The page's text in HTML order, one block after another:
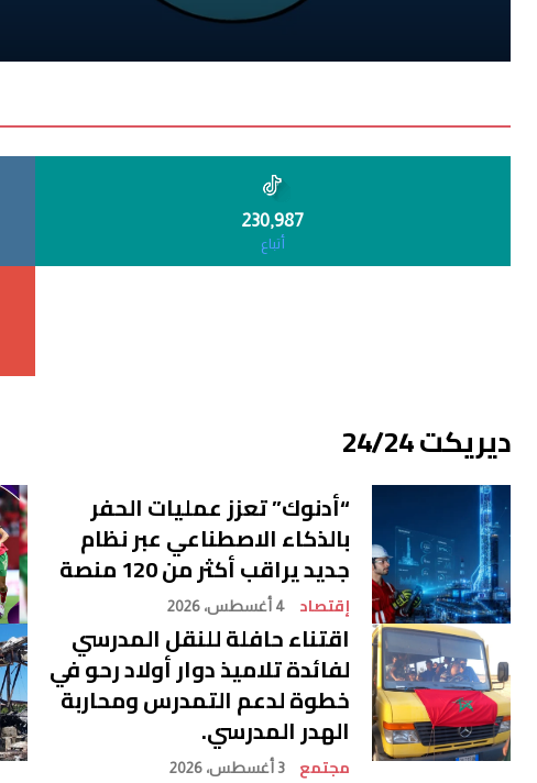
230,987
أتباع
ديريكت 24/24
“أدنوك” تعزز عمليات الحفر
بالذكاء الاصطناعي عبر نظام
جديد يراقب أكثر من 120 منصة
إقتصاد 4 أغسطس، 2026
اقتناء حافلة للنقل المدرسي
لفائدة تلاميذ دوار أولاد رحو في
خطوة لدعم التمدرس ومحاربة
الهدر المدرسي.
مجتمع 3 أغسطس، 2026